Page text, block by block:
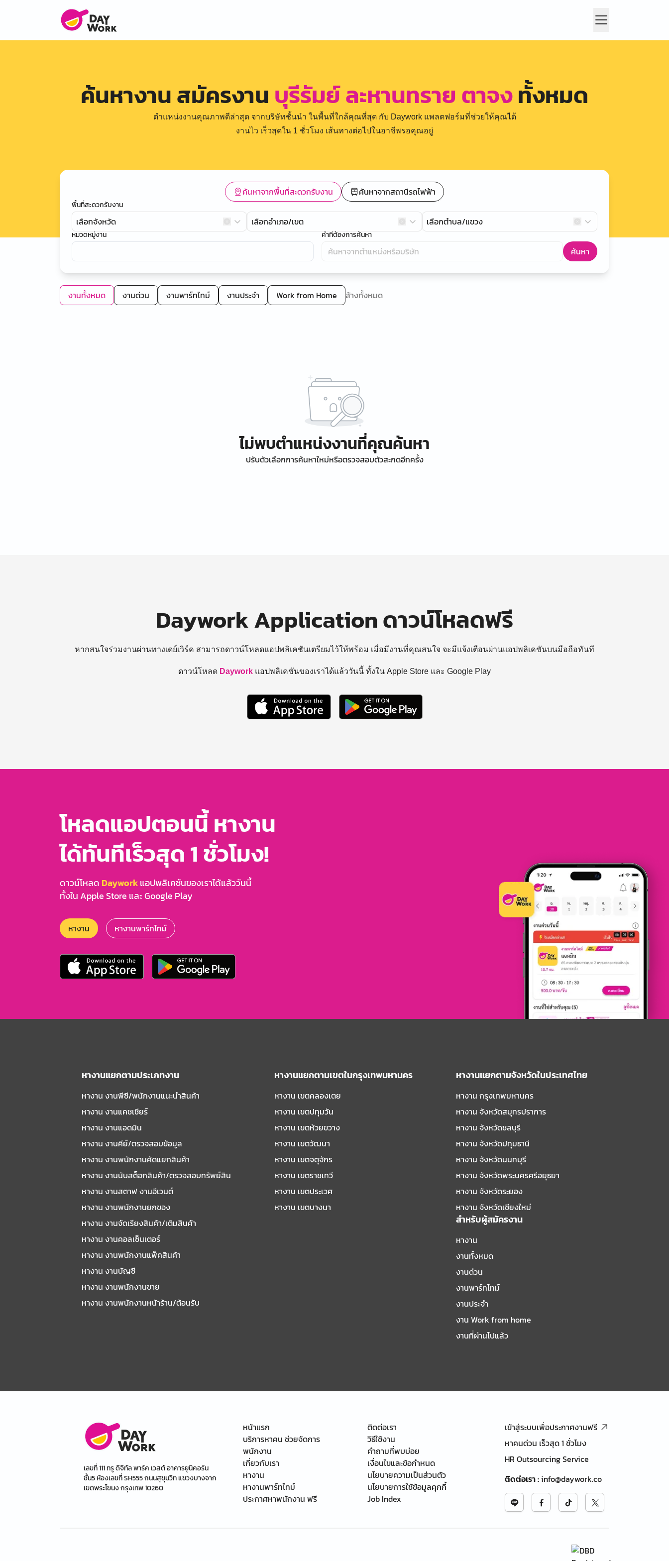
ค้นหางาน สมัครงาน บุรีรัมย์ ละหานทราย ตาจงทั้งหมด
ตำแหน่งงานคุณภาพดีล่าสุด จากบริษัทชั้นนำ ในพื้นที่ใกล้คุณที่สุด กับ Daywork แพลตฟอร์มที่ช่วยให้คุณได้
งานไว เร็วสุดใน 1 ชั่วโมง เส้นทางต่อไปในอาชีพรอคุณอยู่
ค้นหาจากพื้นที่สะดวกรับงาน ค้นหาจากสถานีรถไฟฟ้า
พื้นที่สะดวกรับงาน
เลือกจังหวัด เลือกอำเภอ/เขต เลือกตำบล/แขวง
หมวดหมู่งาน คำที่ต้องการค้นหา
ค้นหา
งานทั้งหมด งานด่วน งานพาร์ทไทม์ งานประจำ Work from Home ล้างทั้งหมด
ไม่พบตำแหน่งงานที่คุณค้นหา
ปรับตัวเลือกการค้นหาใหม่หรือตรวจสอบตัวสะกดอีกครั้ง
Daywork Application ดาวน์โหลดฟรี
หากสนใจร่วมงานผ่านทางเดย์เวิร์ค สามารถดาวน์โหลดแอปพลิเคชันเตรียมไว้ให้พร้อม เมื่อมีงานที่คุณสนใจ จะมีแจ้งเตือนผ่านแอปพลิเคชันบนมือถือทันที
ดาวน์โหลด Daywork แอปพลิเคชันของเราได้แล้ววันนี้ ทั้งใน Apple Store และ Google Play
โหลดแอปตอนนี้ หางาน
ได้ทันทีเร็วสุด 1 ชั่วโมง!
ดาวน์โหลด Dayworkแอปพลิเคชันของเราได้แล้ววันนี้
ทั้งใน Apple Store และ Google Play
หางาน หางานพาร์ทไทม์
หางานแยกตามประเภทงาน
หางาน งานพีซี/พนักงานแนะนําสินค้า
หางาน งานแคชเชียร์
หางาน งานแอดมิน
หางาน งานคีย์/ตรวจสอบข้อมูล
หางาน งานพนักงานคัดแยกสินค้า
หางาน งานนับสต็อกสินค้า/ตรวจสอบทรัพย์สิน
หางาน งานสตาฟ งานอีเวนต์
หางาน งานพนักงานยกของ
หางาน งานจัดเรียงสินค้า/เติมสินค้า
หางาน งานคอลเซ็นเตอร์
หางาน งานพนักงานแพ็คสินค้า
หางาน งานบัญชี
หางาน งานพนักงานขาย
หางาน งานพนักงานหน้าร้าน/ต้อนรับ
หางานแยกตามเขตในกรุงเทพมหานคร
หางาน เขตคลองเตย
หางาน เขตปทุมวัน
หางาน เขตห้วยขวาง
หางาน เขตวัฒนา
หางาน เขตจตุจักร
หางาน เขตราชเทวี
หางาน เขตประเวศ
หางาน เขตบางนา
หางานแยกตามจังหวัดในประเทศไทย
หางาน กรุงเทพมหานคร
หางาน จังหวัดสมุทรปราการ
หางาน จังหวัดชลบุรี
หางาน จังหวัดปทุมธานี
หางาน จังหวัดนนทบุรี
หางาน จังหวัดพระนครศรีอยุธยา
หางาน จังหวัดระยอง
หางาน จังหวัดเชียงใหม่
สำหรับผู้สมัครงาน
หางาน
งานทั้งหมด
งานด่วน
งานพาร์ทไทม์
งานประจำ
งาน Work from home
งานที่ผ่านไปแล้ว
เลขที่ 111 ทรู ดิจิทัล พาร์ค เวสต์ อาคารยูนิคอร์น
ชั้น5 ห้องเลขที่ SH555 ถนนสุขุมวิท แขวงบางจาก
เขตพระโขนง กรุงเทพ 10260
หน้าแรก
บริการหาคน ช่วยจัดการ
พนักงาน
เกี่ยวกับเรา
หางาน
หางานพาร์ทไทม์
ประกาศหาพนักงาน ฟรี
ติดต่อเรา
วิธีใช้งาน
คำถามที่พบบ่อย
เงื่อนไขและข้อกำหนด
นโยบายความเป็นส่วนตัว
นโยบายการใช้ข้อมูลคุกกี้
Job Index
เข้าสู่ระบบเพื่อประกาศงานฟรี
หาคนด่วน เร็วสุด 1 ชั่วโมง
HR Outsourcing Service
ติดต่อเรา:info@daywork.co